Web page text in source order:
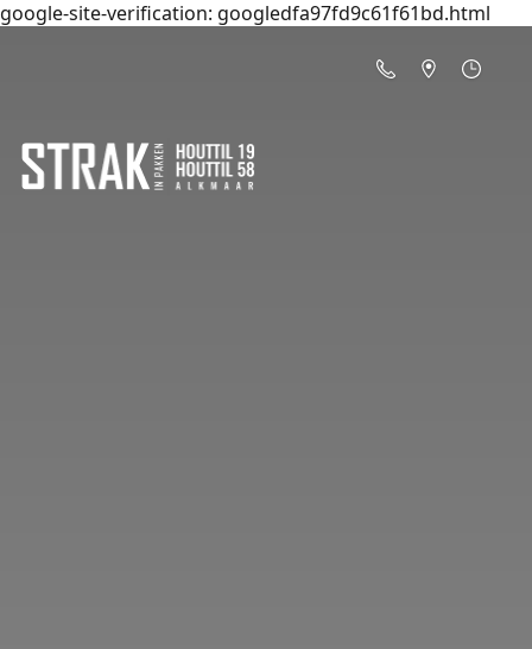
google-site-verification: googledfa97fd9c61f61bd.html